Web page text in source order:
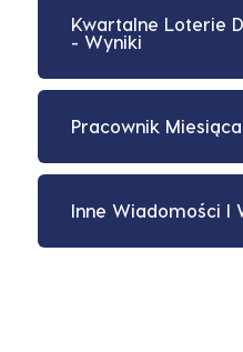
Kwartalne Loterie
- Wyniki
Pracownik
Inne Wiadomości I